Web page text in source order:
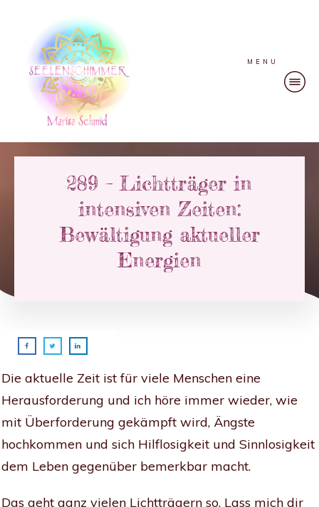
MENU
289 – Lichtträger in
intensiven Zeiten:
Bewältigung aktueller
Energien
Die aktuelle Zeit ist für viele Menschen eine
Herausforderung und ich höre immer wieder, wie
mit Überforderung gekämpft wird, Ängste
hochkommen und sich Hilflosigkeit und Sinnlosigkeit
dem Leben gegenüber bemerkbar macht.
Das geht ganz vielen Lichtträgern so. Lass mich dir